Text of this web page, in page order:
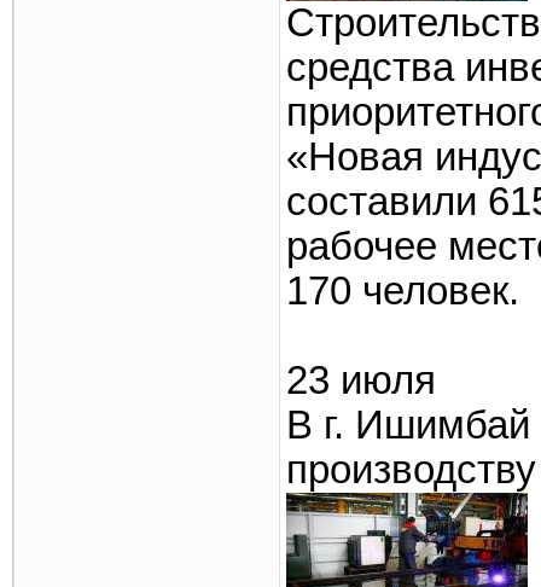
средства
«Новая
составили
рабочее
170 человек.
23 июля
В г. Ишимбай